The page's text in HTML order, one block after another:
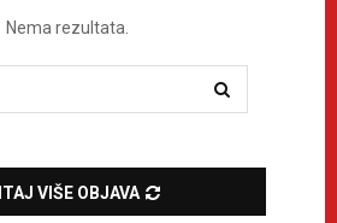
Nema rezultata.
VIŠE OBJAVA